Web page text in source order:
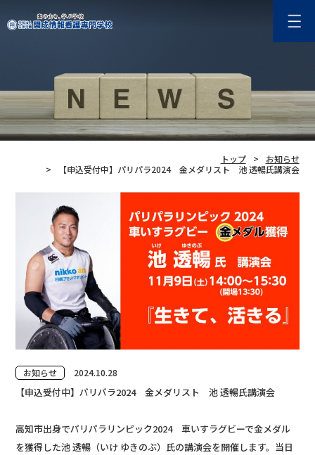
トップ
お知らせ
【申込受付中】パリパラ2024 金メダリスト 池 透暢氏講演会
お知らせ 2024.10.28
【申込受付中】パリパラ2024 金メダリスト 池 透暢氏講演会
高知市出身でパリパラリンピック2024 車いすラグビーで金メダル
を獲得した池 透暢（いけ ゆきのぶ）氏の講演会を開催します。当日